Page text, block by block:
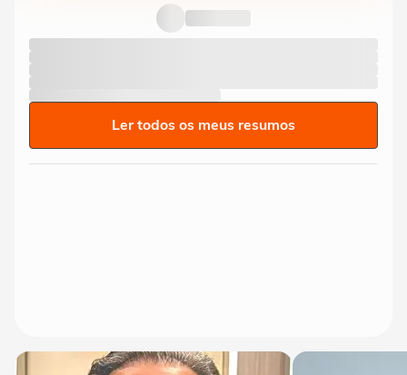
Ler todos os meus resumos